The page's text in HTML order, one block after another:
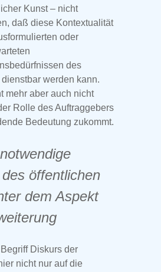
Kunst – nicht
daß diese Kontextualität
oder
des
werden kann.
mehr aber auch nicht
Rolle des Auftraggebers
Bedeutung zukommt.
öffentlichen
dem Aspekt
Diskurs der
nicht nur auf die